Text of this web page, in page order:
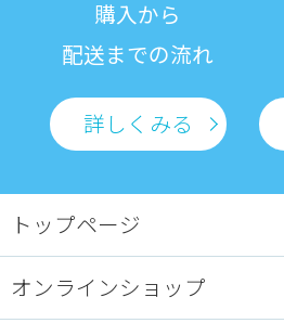
購入から
配送までの流れ
詳しくみる
トップページ
オンラインショップ